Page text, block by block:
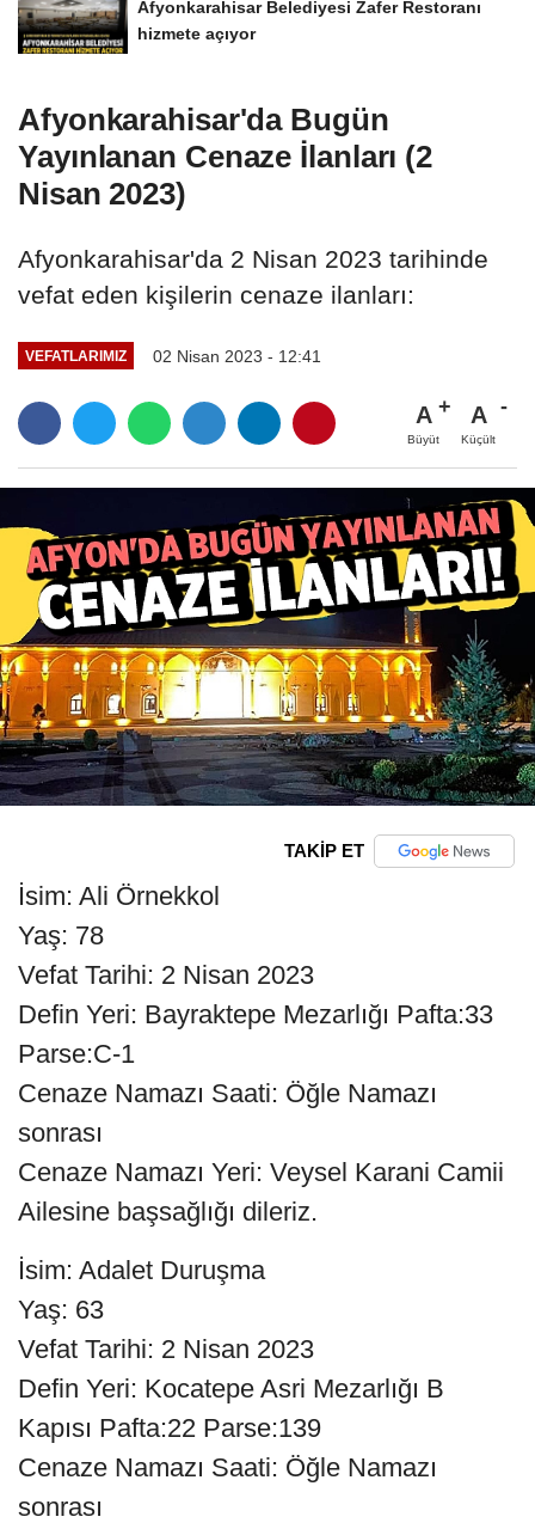
Afyonkarahisar Belediyesi Zafer Restoranı
hizmete açıyor
Afyonkarahisar'da Bugün
Yayınlanan Cenaze İlanları (2
Nisan 2023)
Afyonkarahisar'da 2 Nisan 2023 tarihinde
vefat eden kişilerin cenaze ilanları:
VEFATLARIMIZ 02 Nisan 2023 - 12:41
A
Büyüt
A
Küçült
TAKİP ET
İsim: Ali Örnekkol
Yaş: 78
Vefat Tarihi: 2 Nisan 2023
Defin Yeri: Bayraktepe Mezarlığı Pafta:33
Parse:C-1
Cenaze Namazı Saati: Öğle Namazı
sonrası
Cenaze Namazı Yeri: Veysel Karani Camii
Ailesine başsağlığı dileriz.
İsim: Adalet Duruşma
Yaş: 63
Vefat Tarihi: 2 Nisan 2023
Defin Yeri: Kocatepe Asri Mezarlığı B
Kapısı Pafta:22 Parse:139
Cenaze Namazı Saati: Öğle Namazı
sonrası